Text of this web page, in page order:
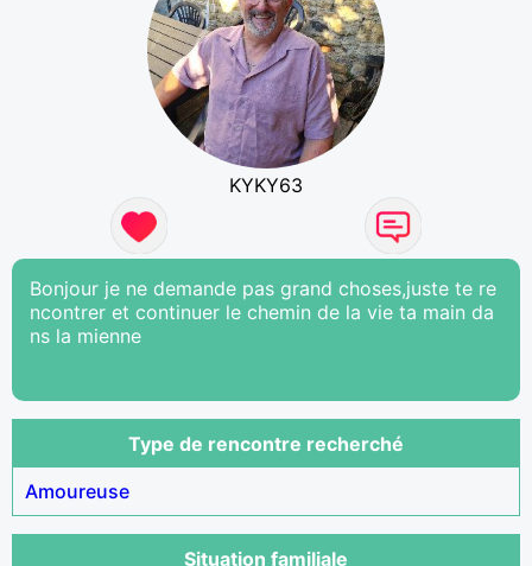
KYKY63
Bonjour je ne demande pas grand choses,juste te re
ncontrer et continuer le chemin de la vie ta main da
ns la mienne
Type de rencontre recherché
Amoureuse
Situation familiale